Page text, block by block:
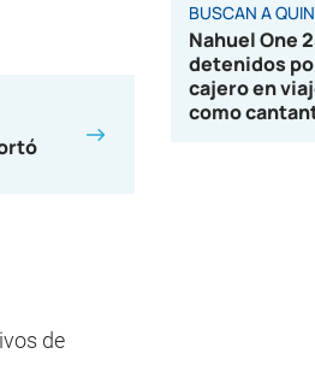
de
BUSCAN A
Nahuel One
detenidos
cajero en
como